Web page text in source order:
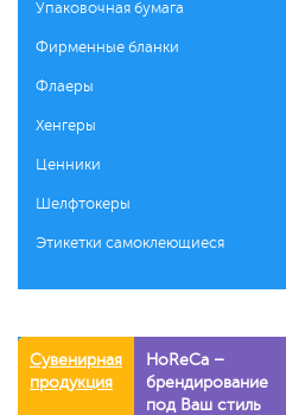
Упаковочная бумага
Фирменные бланки
Флаеры
Хенгеры
Ценники
Шелфтокеры
Этикетки самоклеющиеся
Печать на холсте
Мобильные стенды
Таблички уличные и внутренние
Полиэтиленовые пакеты
Сувенирная
продукция
HoReCa –
брендирование
под Ваш стиль